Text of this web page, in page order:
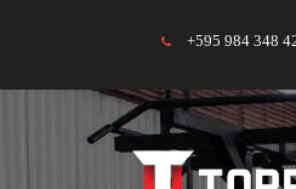
+595 984 348